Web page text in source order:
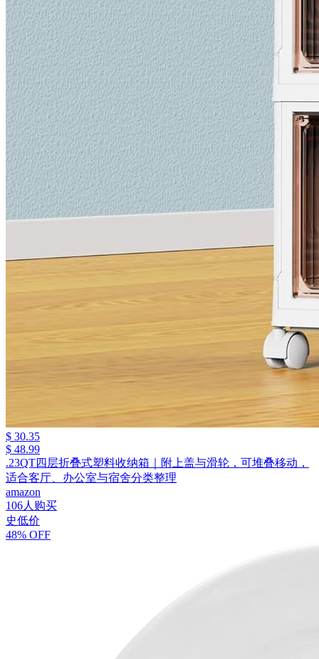
$ 30.35
$ 48.99
.23QT四层折叠式塑料收纳箱｜附上盖与滑轮，可堆叠移动，
适合客厅、办公室与宿舍分类整理
amazon
106人购买
史低价
48% OFF